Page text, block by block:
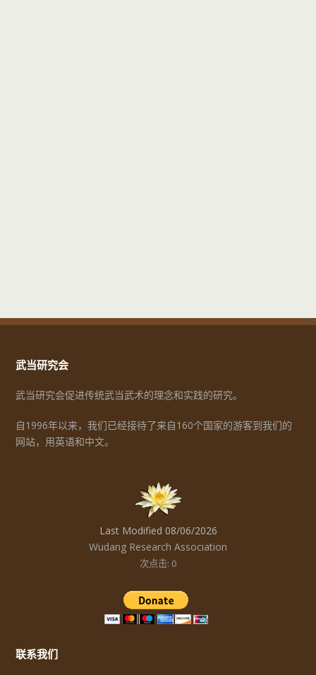
武当研究会
武当研究会促进传统武当武术的理念和实践的研究。
自1996年以来，我们已经接待了来自160个国家的游客到我们的
网站，用英语和中文。
Last Modified 08/06/2026
Wudang Research Association
次点击: 0
联系我们